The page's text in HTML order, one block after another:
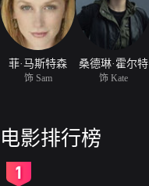
菲·马斯特森
饰 Sam
桑德琳·霍尔特
饰 Kate
电影排行榜